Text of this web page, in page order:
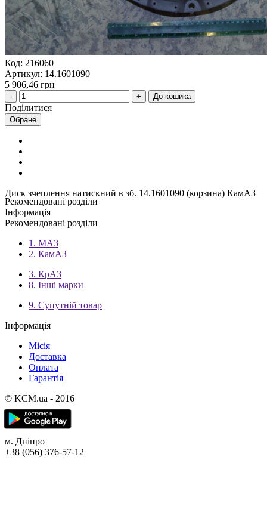
Код: 216060
Артикул: 14.1601090
5 906,46 грн
До кошика
Поділитися
Обране
Диск зчеплення натискний в зб. 14.1601090 (корзина) КамАЗ
Рекомендовані розділи
Інформація
Рекомендовані розділи
1. МАЗ
2. КамАЗ
3. КрАЗ
8. Інші марки
9. Супутній товар
Інформація
Місія
Доставка
Оплата
Гарантія
© KCM.ua - 2016
м. Дніпро
+38 (056) 376-57-12